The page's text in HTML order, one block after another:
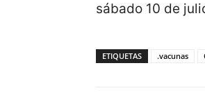
sábado 10 de
ETIQUETAS .vacunas